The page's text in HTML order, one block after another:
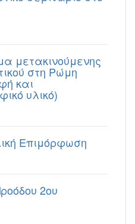
μετακινούμενης
στη Ρώμη
και
υλικό)
Επιμόρφωση
2ου